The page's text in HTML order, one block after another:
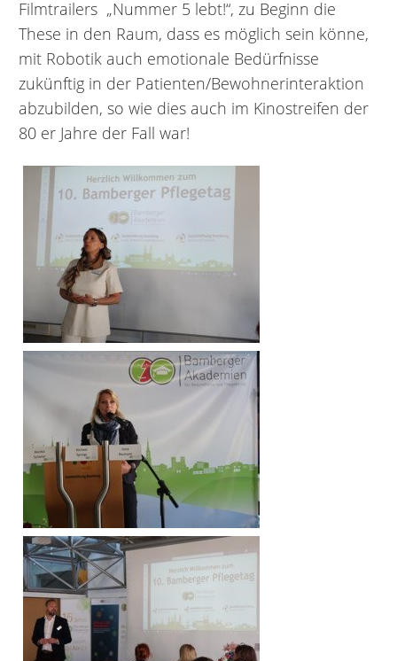
Filmtrailers „Nummer 5 lebt!“, zu Beginn die
These in den Raum, dass es möglich sein könne,
mit Robotik auch emotionale Bedürfnisse
zukünftig in der Patienten/Bewohnerinteraktion
abzubilden, so wie dies auch im Kinostreifen der
80 er Jahre der Fall war!